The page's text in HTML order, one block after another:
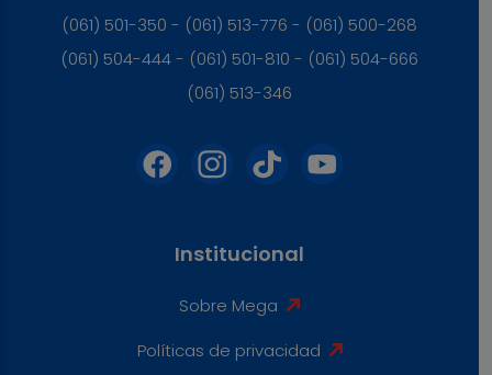
(061) 501-350 - (061) 513-776 - (061) 500-268
(061) 504-444 - (061) 501-810 - (061) 504-666
(061) 513-346
Institucional
Sobre Mega
Políticas de privacidad